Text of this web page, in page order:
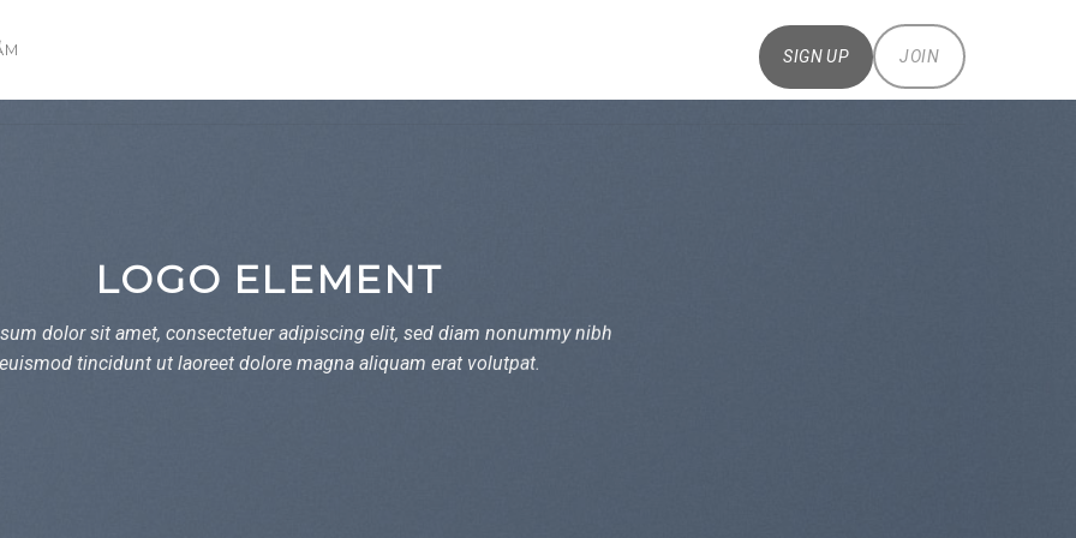
SIGN UP JOIN
LOGO ELEMENT
dolor sit amet, consectetuer adipiscing elit, sed diam nonummy nibh
euismod tincidunt ut laoreet dolore magna aliquam erat volutpat.